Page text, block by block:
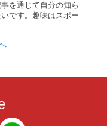
を通じて自分の知ら
です。趣味はスポー